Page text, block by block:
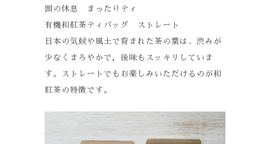
頭の休息 まったりティ
有機和紅茶ティバッグ ストレート
日本の気候や風土で育まれた茶の葉は、渋みが
少なくまろやかで，後味もスッキリしていま
す。ストレートでもお楽しみいただけるのが和
紅茶の特徴です。